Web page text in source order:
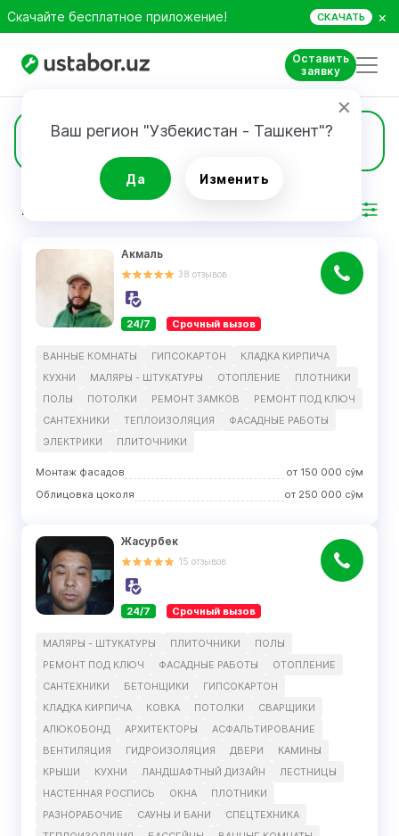
Скачайте бесплатное приложение! СКАЧАТЬ ×
Оставить
заявку
Ваш регион "Узбекистан - Ташкент"?
Да Изменить
Фасадные работы 1009
РЕЗУЛЬТАТ
Акмаль
38 отзывов
24/7 Срочный вызов
ВАННЫЕ КОМНАТЫ ГИПСОКАРТОН
КЛАДКА КИРПИЧА
КУХНИ
МАЛЯРЫ - ШТУКАТУРЫ ОТОПЛЕНИЕ
ПЛОТНИКИ
ПОЛЫ
ПОТОЛКИ РЕМОНТ ЗАМКОВ
РЕМОНТ ПОД КЛЮЧ
САНТЕХНИКИ
ТЕПЛОИЗОЛЯЦИЯ
ФАСАДНЫЕ РАБОТЫ
ЭЛЕКТРИКИ
ПЛИТОЧНИКИ
Монтаж фасадов от 150 000 сўм
Облицовка цоколя
от 250 000 сўм
Жасурбек
15 отзывов
24/7 Срочный вызов
МАЛЯРЫ - ШТУКАТУРЫ ПЛИТОЧНИКИ
ПОЛЫ
РЕМОНТ ПОД КЛЮЧ
ФАСАДНЫЕ РАБОТЫ
ОТОПЛЕНИЕ
САНТЕХНИКИ
БЕТОНЩИКИ
ГИПСОКАРТОН
КЛАДКА КИРПИЧА
КОВКА ПОТОЛКИ
СВАРЩИКИ
АЛЮКОБОНД
АРХИТЕКТОРЫ
АСФАЛЬТИРОВАНИЕ
ВЕНТИЛЯЦИЯ
ГИДРОИЗОЛЯЦИЯ ДВЕРИ
КАМИНЫ
КРЫШИ
КУХНИ ЛАНДШАФТНЫЙ ДИЗАЙН
ЛЕСТНИЦЫ
НАСТЕННАЯ РОСПИСЬ
ОКНА
ПЛОТНИКИ
РАЗНОРАБОЧИЕ
САУНЫ И БАНИ
СПЕЦТЕХНИКА